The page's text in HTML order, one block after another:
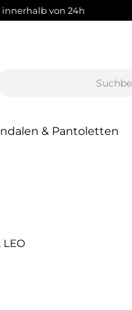
innerhalb von 24h
& Pantoletten